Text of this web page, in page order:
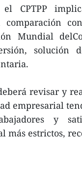
CPTPP
comparación
Mundial
solución
revisar y
empresarial
y
más estrictos,